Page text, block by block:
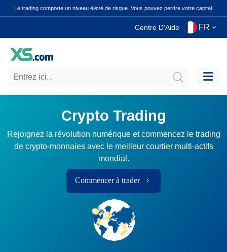
Le trading comporte un niveau élevé de risque. Vous pouvez perdre votre capital.
Centre D'Aide FR
Crypto Trading
Rejoignez la révolution numérique et commencez le trading
de crypto-monnaies avec le meilleur courtier multi-actifs
mondial.
Commencer à trader